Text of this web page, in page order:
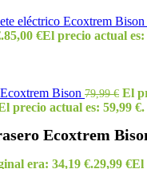
eléctrico Ecoxtrem Bison
85,00 €El precio actual es:
Bison 79,99€ El
precio actual es: 59,99 €.
Ecoxtrem
era: 34,19 €.29,99 €El